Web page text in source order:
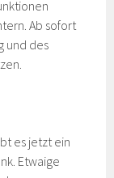
Ab sofort
und des
es jetzt ein
Etwaige